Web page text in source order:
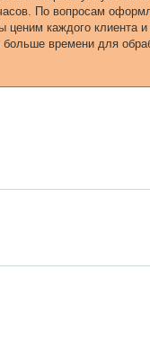
По вопросам
каждого клиента
больше времени для